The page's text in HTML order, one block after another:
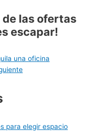
las ofertas
escapar!
una oficina